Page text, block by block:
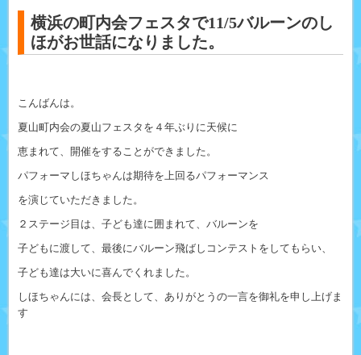
横浜の町内会フェスタで11/5バルーンのし
ほがお世話になりました。
こんばんは。
夏山町内会の夏山フェスタを４年ぶりに天候に
恵まれて、開催をすることができました。
パフォーマしほちゃんは期待を上回るパフォーマンス
を演じていただきました。
２ステージ目は、子ども達に囲まれて、バルーンを
子どもに渡して、最後にバルーン飛ばしコンテストをしてもらい、
子ども達は大いに喜んでくれました。
しほちゃんには、会長として、ありがとうの一言を御礼を申し上げま
す